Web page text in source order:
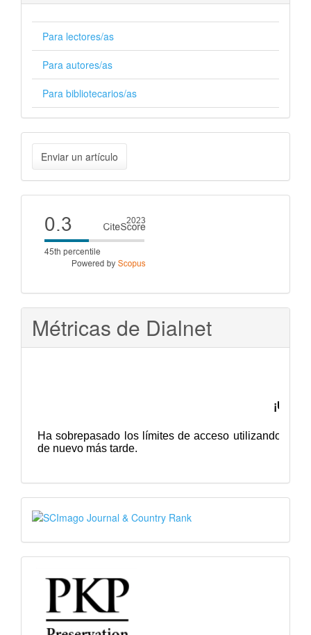
Para lectores/as
Para autores/as
Para bibliotecarios/as
Enviar
un
artículo
Enviar un artículo
Cite
score
Métricas de Dialnet
SJR
PKP